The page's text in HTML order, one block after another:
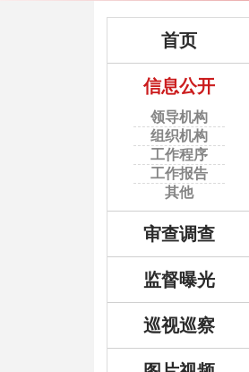
首页
信息公开
领导机构
组织机构
工作程序
工作报告
其他
审查调查
监督曝光
巡视巡察